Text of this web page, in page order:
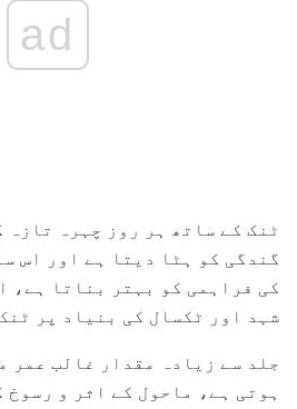
ad
ٹنک کے ساتھ ہر روز چہرہ تازہ
گندگی کو ہٹا دیتا ہے اور اس
کی فراہمی کو بہتر بناتا ہے،
شہد اور ٹکسال کی بنیاد پر
جلد سے زیادہ مقدار غالب عمر
ہوتی ہے، ماحول کے اثر و رسوخ